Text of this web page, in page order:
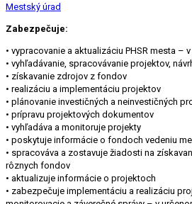
Mestský úrad
Zabezpečuje:
• vypracovanie a aktualizáciu PHSR mesta –
• vyhľadávanie, spracovávanie projektov,
• získavanie zdrojov z fondov
• realizáciu a implementáciu projektov
• plánovanie investičných a neinvestičných
• prípravu projektových dokumentov
• vyhľadáva a monitoruje projekty
• poskytuje informácie o fondoch vedeniu
• spracováva a zostavuje žiadosti na
rôznych fondov
• aktualizuje informácie o projektoch
• zabezpečuje implementáciu a realizáciu